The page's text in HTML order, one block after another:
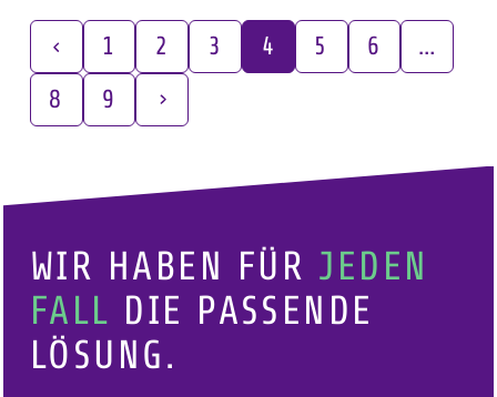
1 2 3 4 5 6
…
8
9
WIR HABEN FÜR JEDEN
FALL DIE PASSENDE
LÖSUNG.